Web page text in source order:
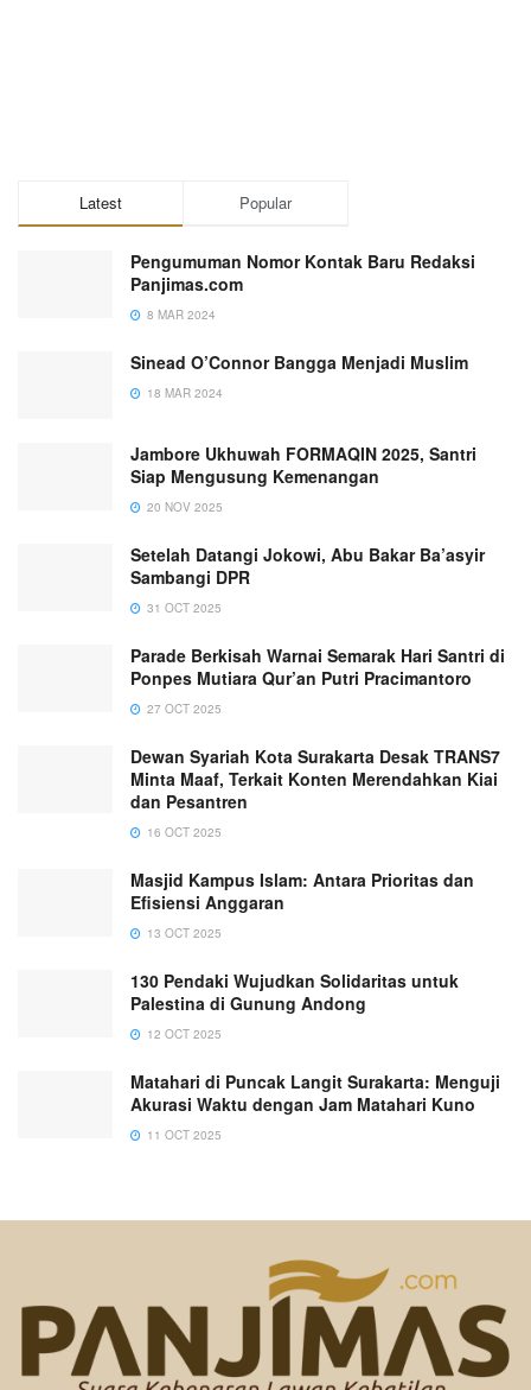
Latest Popular
Pengumuman Nomor Kontak Baru Redaksi
Panjimas.com
8 MAR 2024
Sinead O’Connor Bangga Menjadi Muslim
18 MAR 2024
Jambore Ukhuwah FORMAQIN 2025, Santri
Siap Mengusung Kemenangan
20 NOV 2025
Setelah Datangi Jokowi, Abu Bakar Ba’asyir
Sambangi DPR
31 OCT 2025
Parade Berkisah Warnai Semarak Hari Santri di
Ponpes Mutiara Qur’an Putri Pracimantoro
27 OCT 2025
Dewan Syariah Kota Surakarta Desak TRANS7
Minta Maaf, Terkait Konten Merendahkan Kiai
dan Pesantren
16 OCT 2025
Masjid Kampus Islam: Antara Prioritas dan
Efisiensi Anggaran
13 OCT 2025
130 Pendaki Wujudkan Solidaritas untuk
Palestina di Gunung Andong
12 OCT 2025
Matahari di Puncak Langit Surakarta: Menguji
Akurasi Waktu dengan Jam Matahari Kuno
11 OCT 2025